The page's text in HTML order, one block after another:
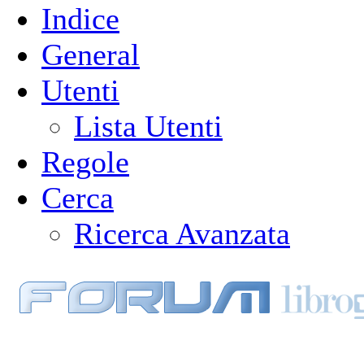
Indice
General
Utenti
Lista Utenti
Regole
Cerca
Ricerca Avanzata